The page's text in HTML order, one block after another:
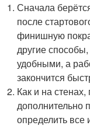
Сначала
после
финишную
другие
удобными, а
закончится
Как и на
дополнительно
определить все